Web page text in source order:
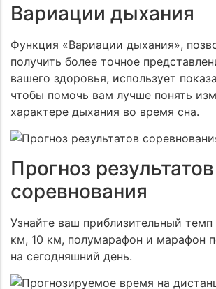
Вариации дыхания
Функция «Вариации дыхания»,
получить более точное
вашего здоровья, использует
чтобы помочь вам лучше понять
характере дыхания во время сна.
Прогноз результатов
соревнования
Узнайте ваш приблизительный
км, 10 км, полумарафон и марафон
на сегодняшний день.